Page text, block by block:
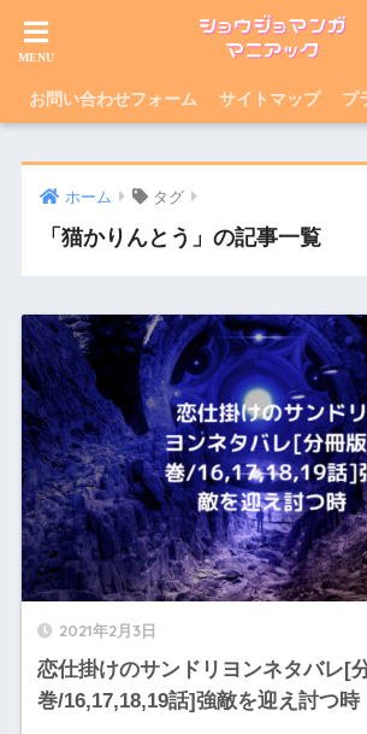
お問い合わせフォーム サイトマップ プ
ホーム タグ
「猫かりんとう」の記事一覧
2021年2月3日
恋仕掛けのサンドリヨンネタバレ[
巻/16,17,18,19話]強敵を迎え討つ時